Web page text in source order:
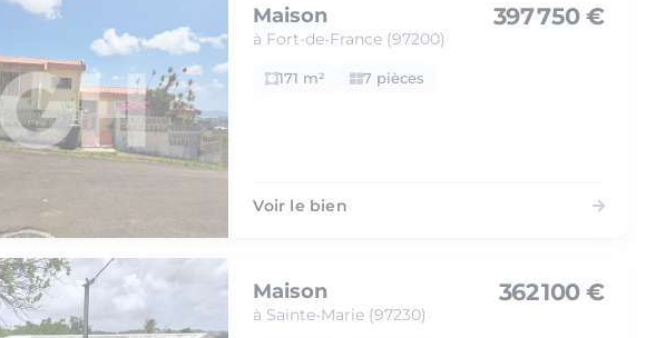
Maison
à Fort-de-France (97200)
397 750 €
171 m² 7 pièces
Voir le bien
Maison
à Sainte-Marie (97230)
362 100 €